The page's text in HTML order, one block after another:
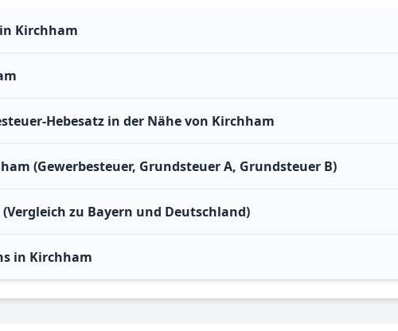
Kirchham
Hebesatz in der Nähe von Kirchham
(Gewerbesteuer, Grundsteuer A, Grundsteuer B)
zu Bayern und Deutschland)
in Kirchham